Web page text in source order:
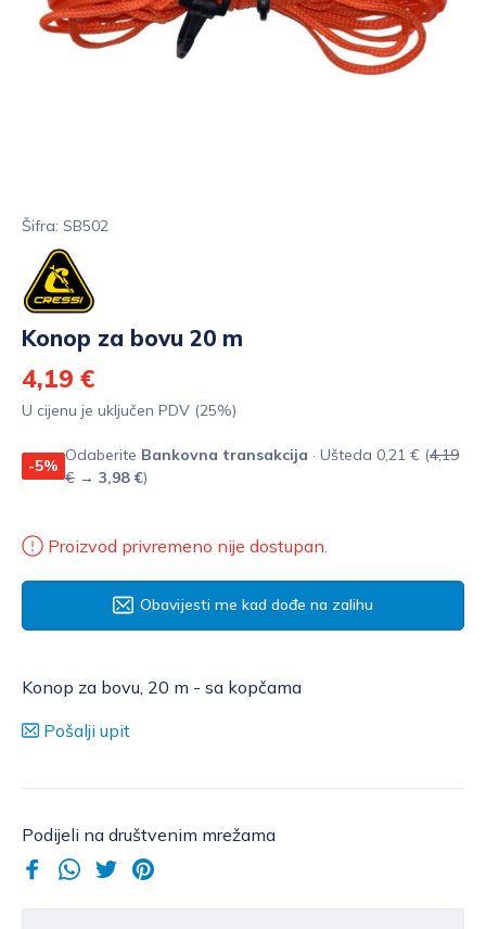
Šifra: SB502
Konop za bovu 20 m
4,19 €
U cijenu je uključen PDV (25%)
-5%
Odaberite Bankovna transakcija · Ušteda 0,21 € (4,19
€ → 3,98 €)
Proizvod privremeno nije dostupan.
Obavijesti me kad dođe na zalihu
Konop za bovu, 20 m - sa kopčama
Pošalji upit
Podijeli na društvenim mrežama